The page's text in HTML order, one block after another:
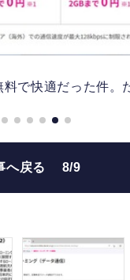
で快適だった件。
へ戻る 8/9